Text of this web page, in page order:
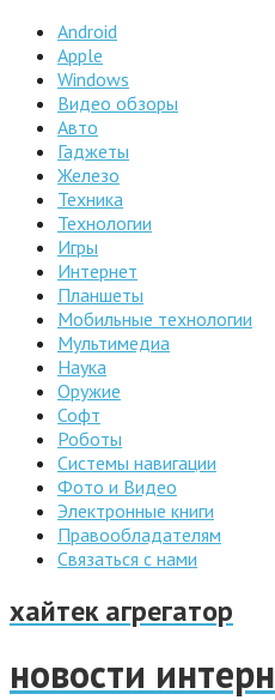
Android
Apple
Windows
Видео обзоры
Авто
Гаджеты
Железо
Техника
Технологии
Игры
Интернет
Планшеты
Мобильные технологии
Мультимедиа
Наука
Оружие
Софт
Роботы
Системы навигации
Фото и Видео
Электронные книги
Правообладателям
Связаться с нами
хайтек агрегатор
новости